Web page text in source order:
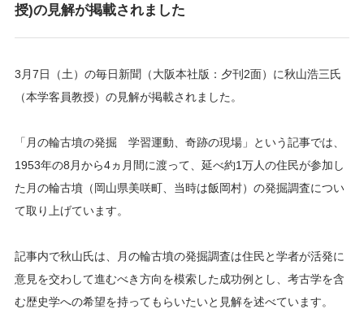
授)の見解が掲載されました
3月7日（土）の毎日新聞（大阪本社版：夕刊2面）に秋山浩三氏
（本学客員教授）の見解が掲載されました。
「月の輪古墳の発掘 学習運動、奇跡の現場」という記事では、
1953年の8月から4ヵ月間に渡って、延べ約1万人の住民が参加し
た月の輪古墳（岡山県美咲町、当時は飯岡村）の発掘調査につい
て取り上げています。
記事内で秋山氏は、月の輪古墳の発掘調査は住民と学者が活発に
意見を交わして進むべき方向を模索した成功例とし、考古学を含
む歴史学への希望を持ってもらいたいと見解を述べています。